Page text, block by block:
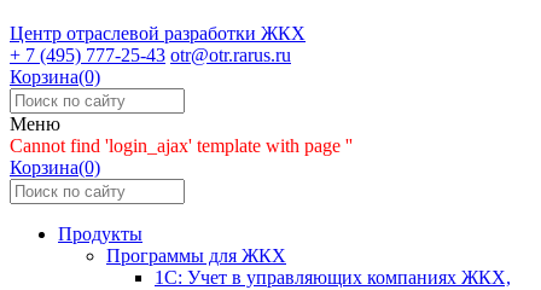
Центр отраслевой разработки ЖКХ
+ 7 (495) 777-25-43 otr@otr.rarus.ru
Корзина(0)
Меню
Cannot find 'login_ajax' template with page ''
Корзина(0)
Продукты
Программы для ЖКХ
1С: Учет в управляющих компаниях ЖКХ,